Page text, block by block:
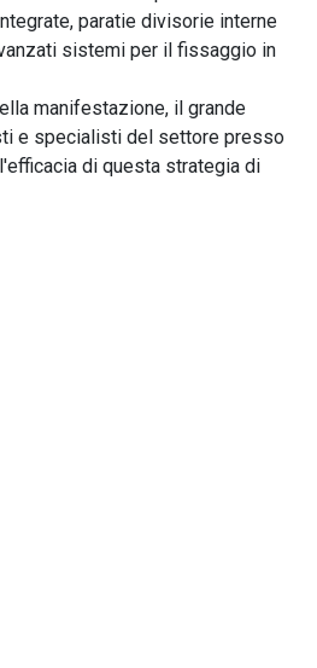
paratie divisorie interne
sistemi per il fissaggio in
manifestazione, il grande
e specialisti del settore presso
di questa strategia di